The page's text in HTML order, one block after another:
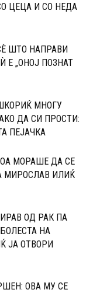
ЦЕЦА И СО НЕДА
ШТО НАПРАВИ
Е „ОНОЈ ПОЗНАТ
МНОГУ
ДА СИ ПРОСТИ:
ПЕЈАЧКА
МОРАШЕ ДА СЕ
МИРОСЛАВ ИЛИЌ
ОД РАК ПА
НА
ЈА ОТВОРИ
ОВА МУ СЕ